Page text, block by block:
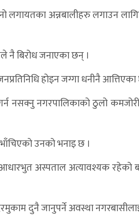
लगायतका अन्नबालीहरु लगाउन
नै बिरोध जनाएका छन् ।
होइन जग्गा धनीनै
नसक्नु नगरपालिकाको ठुलो
उनको भनाइ छ ।
आधारभुत अस्पताल अत्यावश्यक रहेको
दुनै जानुपर्ने अवस्था